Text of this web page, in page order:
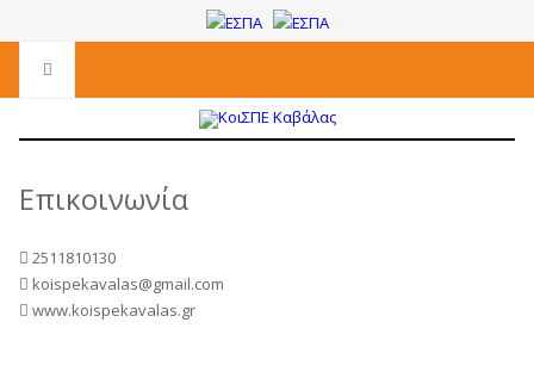
Επικοινωνία
2511810130
koispekavalas@gmail.com
www.koispekavalas.gr